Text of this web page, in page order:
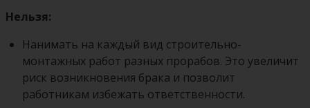
Нельзя:
Нанимать на каждый вид строительно-
монтажных работ разных прорабов. Это увеличит
риск возникновения брака и позволит
работникам избежать ответственности.